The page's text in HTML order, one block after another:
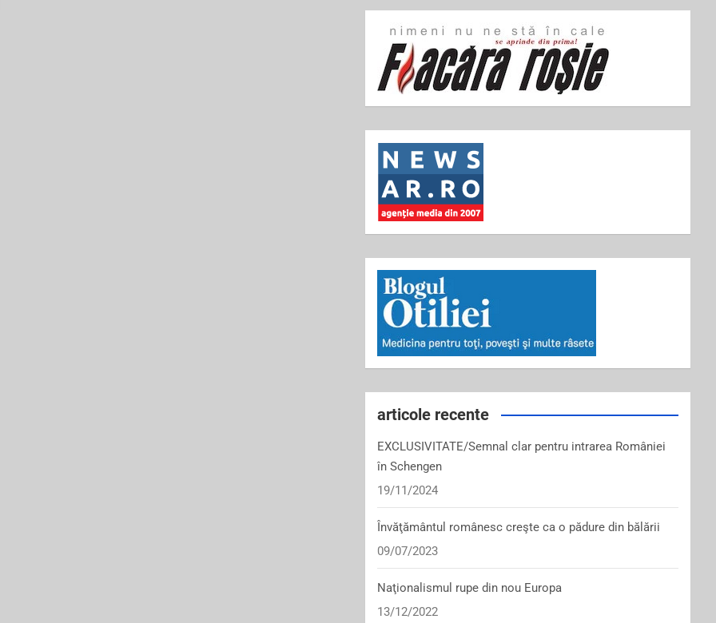
articole recente
EXCLUSIVITATE/Semnal clar pentru intrarea României
în Schengen
19/11/2024
Învăţământul românesc creşte ca o pădure din bălării
09/07/2023
Naţionalismul rupe din nou Europa
13/12/2022